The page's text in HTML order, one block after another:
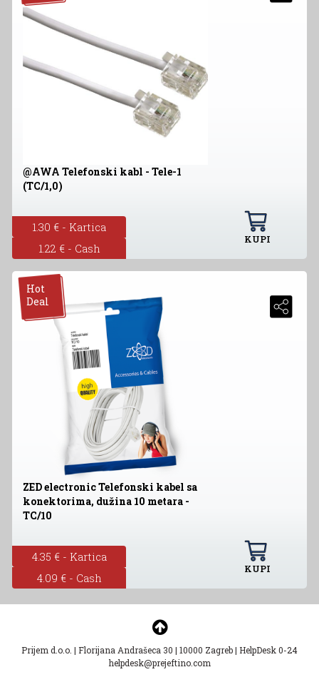
@AWA Telefonski kabl - Tele-1
(TC/1,0)
1.30 € - Kartica
1.22 € - Cash
KUPI
Hot
Deal
ZED electronic Telefonski kabel sa
konektorima, dužina 10 metara -
TC/10
4.35 € - Kartica
4.09 € - Cash
KUPI
Prijem d.o.o. | Florijana Andrašeca 30 | 10000 Zagreb| HelpDesk 0-24
helpdesk@prejeftino.com